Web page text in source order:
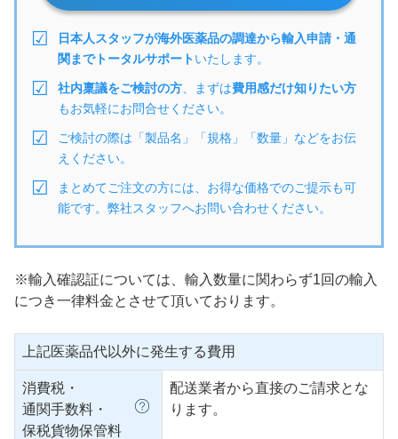
日本人スタッフが海外医薬品の調達から輸入申請・通
関までトータルサポートいたします。
社内稟議をご検討の方 、まずは費用感だけ知りたい方
もお気軽にお問合せください。
ご検討の際は「製品名」「規格」「数量」などをお伝
えください。
まとめてご注文の方には、お得な価格でのご提示も可
能です。弊社スタッフへお問い合わせください。
※輸入確認証については、輸入数量に関わらず1回の輸入
につき一律料金とさせて頂いております。
上記医薬品代以外に発生する費用
消費税・
通関手数料・
保税貨物保管料
配送業者から直接のご請求とな
ります。